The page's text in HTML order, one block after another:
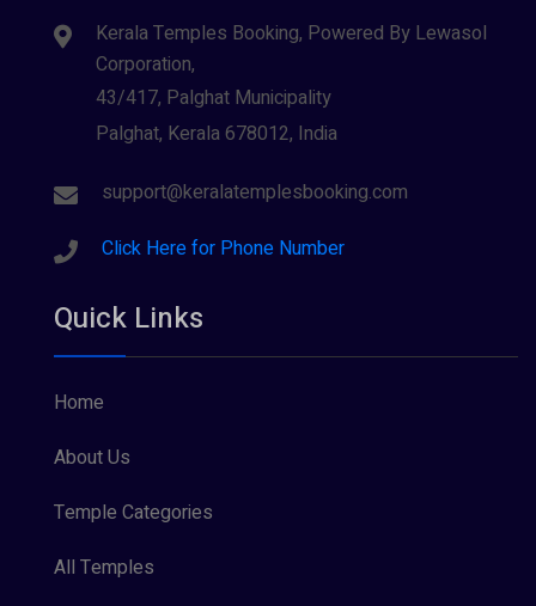
Kerala Temples Booking, Powered By Lewasol
Corporation,
43/417, Palghat Municipality
Palghat, Kerala 678012, India
support@keralatemplesbooking.com
Click Here for Phone Number
Quick Links
Home
About Us
Temple Categories
All Temples